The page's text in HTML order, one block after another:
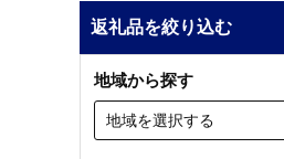
返礼品を絞り込む
地域から探す
地域を選択する